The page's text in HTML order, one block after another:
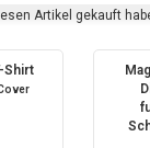
Artikel gekauft
Shirt